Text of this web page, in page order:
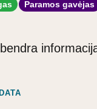
Paramos gavėjas